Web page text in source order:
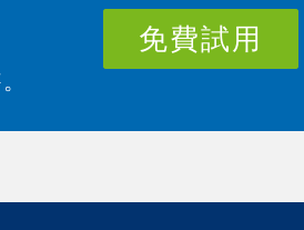
免費試用